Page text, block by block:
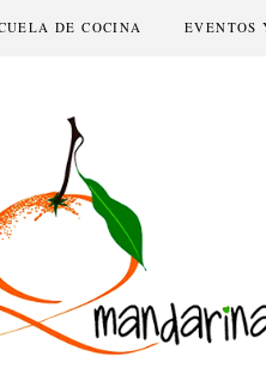
DE COCINA EVENTOS